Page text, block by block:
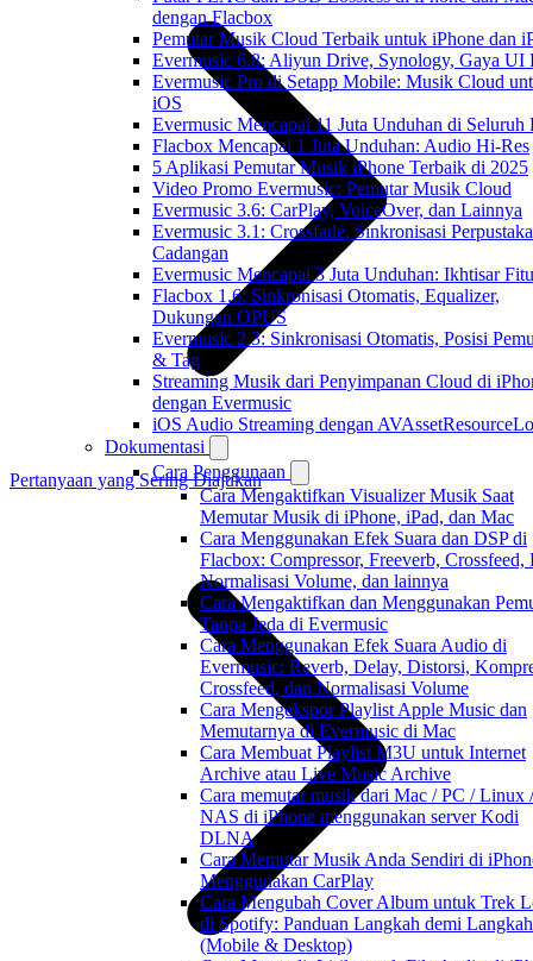
dengan Flacbox
Pemutar Musik Cloud Terbaik untuk iPhone dan
Evermusic 6.8: Aliyun Drive, Synology, Gaya UI
Evermusic Pro di Setapp Mobile: Musik Cloud
iOS
Evermusic Mencapai 11 Juta Unduhan di Seluruh
Flacbox Mencapai 1 Juta Unduhan: Audio Hi-Res
5 Aplikasi Pemutar Musik iPhone Terbaik di 2025
Video Promo Evermusic: Pemutar Musik Cloud
Evermusic 3.6: CarPlay, VoiceOver, dan Lainnya
Evermusic 3.1: Crossfade, Sinkronisasi
Cadangan
Evermusic Mencapai 3 Juta Unduhan: Ikhtisar
Flacbox 1.6: Sinkronisasi Otomatis, Equalizer,
Dukungan OPUS
Evermusic 2.3: Sinkronisasi Otomatis, Posisi
& Tag
Streaming Musik dari Penyimpanan Cloud di
dengan Evermusic
iOS Audio Streaming dengan
Dokumentasi
Cara Penggunaan
Cara Mengaktifkan Visualizer Musik Saat
Memutar Musik di iPhone, iPad, dan Mac
Cara Menggunakan Efek Suara dan DSP di
Flacbox: Compressor, Freeverb, Crossfeed,
Normalisasi Volume, dan lainnya
Cara Mengaktifkan dan Menggunakan
Tanpa Jeda di Evermusic
Cara Menggunakan Efek Suara Audio di
Evermusic: Reverb, Delay, Distorsi,
Crossfeed, dan Normalisasi Volume
Cara Mengekspor Playlist Apple Music dan
Memutarnya di Evermusic di Mac
Cara Membuat Playlist M3U untuk Internet
Archive atau Live Music Archive
Cara memutar musik dari Mac / PC / Linux /
NAS di iPhone menggunakan server Kodi
DLNA
Cara Memutar Musik Anda Sendiri di
Menggunakan CarPlay
Cara Mengubah Cover Album untuk Trek
di Spotify: Panduan Langkah demi Langkah
(Mobile & Desktop)
Pertanyaan yang Sering Diajukan